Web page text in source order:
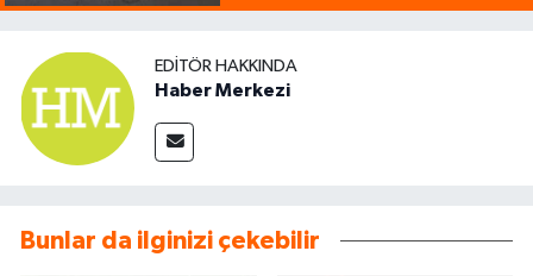
EDITÖR HAKKINDA
Haber Merkezi
Bunlar da ilginizi çekebilir